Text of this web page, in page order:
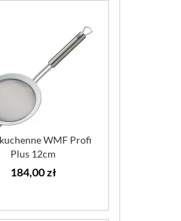
WMF Profi
Plus 12cm
184,00 zł